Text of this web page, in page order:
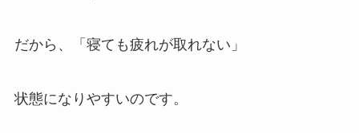
だから、「寝ても疲れが取れない」
状態になりやすいのです。